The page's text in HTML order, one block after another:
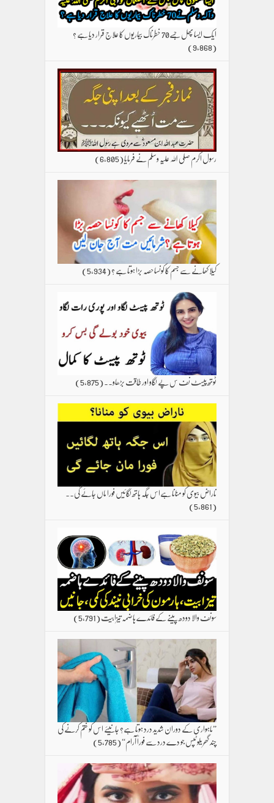
ایک ایسا پھل جسے70 خطرناک بیماریوں کا علاج قرار دیا ہے ؟
(9,868)
رسول اکرم صلی اللہ علیہ وسلم نے فرمایا(6,805)
کیلا کھانے سے جسم کا کونسا حصہ بڑا ہوتا ہے ؟(5,934)
ٹوتھ پیسٹ نف س پے لگاو اور طاقت بڑھاو۔۔(5,875)
ناراض بیوی کو منانا ہےاس جگہ ہاتھ لگائیں فورا ماں جائے گی۔۔
(5,861)
سونف والا دودھ پینے کے فائدے ہاضمہ تیزابیت(5,791)
”ماہواری کے دوران شدید درد ہوتا ہے؟ جانیئے اس کو ختم کرنے کی
چند گھریلو ٹپس جو دے درد سے فوراً آرام“(5,785)